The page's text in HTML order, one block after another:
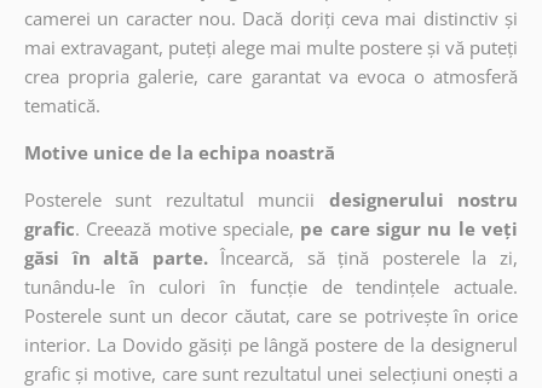
camerei un caracter nou. Dacă doriți ceva mai distinctiv și
mai extravagant, puteți alege mai multe postere și vă puteți
crea propria galerie, care garantat va evoca o atmosferă
tematică.
Motive unice de la echipa noastră
Posterele sunt rezultatul muncii
designerului nostru
grafic. Creează motive speciale, pe care sigur nu le veți
găsi în altă parte. Încearcă, să țină posterele la zi,
tunându-le în culori în funcție de tendințele actuale.
Posterele sunt un decor căutat, care se potrivește în orice
interior. La Dovido găsiți pe lângă postere de la designerul
grafic și motive, care sunt rezultatul unei selecțiuni onești a